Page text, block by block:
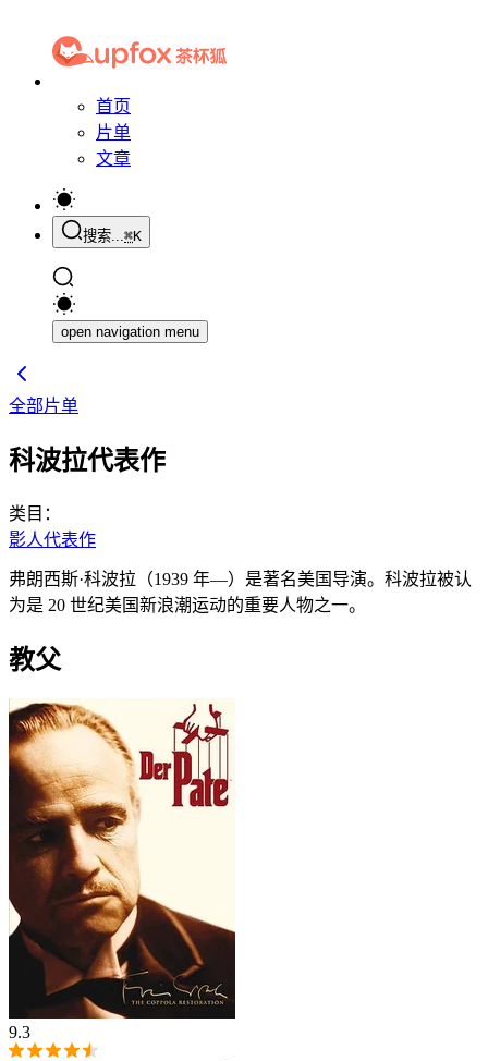
首页
片单
文章
搜索...⌘K
open navigation menu
全部片单
科波拉代表作
类目：
影人代表作
弗朗西斯·科波拉（1939 年—）是著名美国导演。科波拉被认
为是 20 世纪美国新浪潮运动的重要人物之一。
教父
9.3